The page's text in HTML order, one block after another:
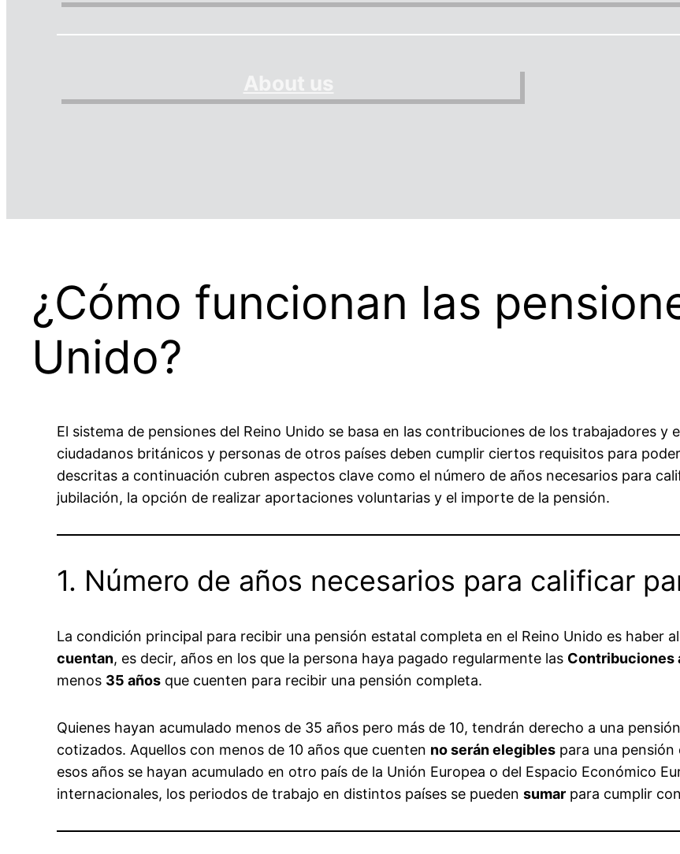
¿Cómo funcionan las
Unido?
El sistema de pensiones del Reino Unido se basa en las contribuciones de los trabajadores y
ciudadanos británicos y personas de otros países deben cumplir ciertos requisitos para
descritas a continuación cubren aspectos clave como el número de años necesarios para
jubilación, la opción de realizar aportaciones voluntarias y el importe de la pensión.
1. Número de años necesarios para calificar
La condición principal para recibir una pensión estatal completa en el Reino Unido es haber
cuentan, es decir, años en los que la persona haya pagado regularmente las Contribuciones
menos 35 años que cuenten para recibir una pensión completa.
Quienes hayan acumulado menos de 35 años pero más de 10, tendrán derecho a una
cotizados. Aquellos con menos de 10 años que cuenten no serán elegibles para una pensión
esos años se hayan acumulado en otro país de la Unión Europea o del Espacio Económico
internacionales, los periodos de trabajo en distintos países se pueden sumar para cumplir